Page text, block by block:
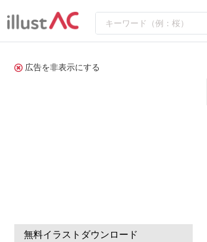
広告を非表示にする
無料イラストダウンロード